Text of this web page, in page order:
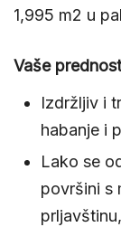
1,995 m2 u
Vaše
Izdržljiv i
habanje i
Lako se
površini s